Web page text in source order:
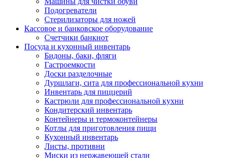
Подогреватели
Стерилизаторы для ножей
Кассовое и банковское оборудование
Счетчики банкнот
Посуда и кухонный инвентарь
Бидоны, баки, фляги
Гастроемкости
Доски разделочные
Дуршлаги, сита для профессиональной кухни
Инвентарь для пиццерий
Кастрюли для профессиональной кухни
Кондитерский инвентарь
Контейнеры и термоконтейнеры
Котлы для приготовления пищи
Кухонный инвентарь
Листы, противни
Миски из нержавеющей стали